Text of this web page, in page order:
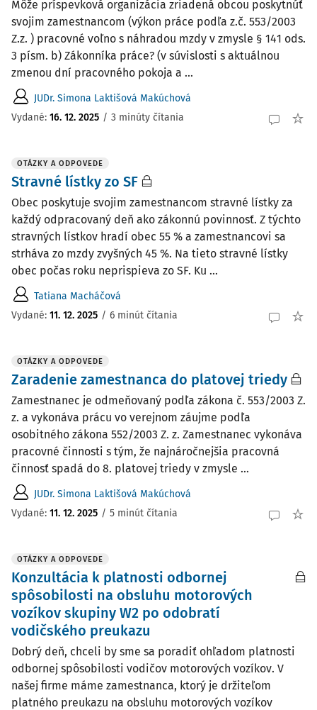
Môže príspevková organizácia zriadená obcou poskytnúť
svojim zamestnancom (výkon práce podľa z.č. 553/2003
Z.z. ) pracovné voľno s náhradou mzdy v zmysle § 141 ods.
3 písm. b) Zákonníka práce? (v súvislosti s aktuálnou
zmenou dní pracovného pokoja a ...
JUDr. Simona Laktišová Makúchová
Vydané: 16. 12. 2025 / 3 minúty čítania
OTÁZKY A ODPOVEDE
Stravné lístky zo SF
Obec poskytuje svojim zamestnancom stravné lístky za
každý odpracovaný deň ako zákonnú povinnosť. Z týchto
stravných lístkov hradí obec 55 % a zamestnancovi sa
strháva zo mzdy zvyšných 45 %. Na tieto stravné lístky
obec počas roku neprispieva zo SF. Ku ...
Tatiana Macháčová
Vydané: 11. 12. 2025 / 6 minút čítania
OTÁZKY A ODPOVEDE
Zaradenie zamestnanca do platovej triedy
Zamestnanec je odmeňovaný podľa zákona č. 553/2003 Z.
z. a vykonáva prácu vo verejnom záujme podľa
osobitného zákona 552/2003 Z. z. Zamestnanec vykonáva
pracovné činnosti s tým, že najnáročnejšia pracovná
činnosť spadá do 8. platovej triedy v zmysle ...
JUDr. Simona Laktišová Makúchová
Vydané: 11. 12. 2025 / 5 minút čítania
OTÁZKY A ODPOVEDE
Konzultácia k platnosti odbornej
spôsobilosti na obsluhu motorových
vozíkov skupiny W2 po odobratí
vodičského preukazu
Dobrý deň, chceli by sme sa poradiť ohľadom platnosti
odbornej spôsobilosti vodičov motorových vozíkov. V
našej firme máme zamestnanca, ktorý je držiteľom
platného preukazu na obsluhu motorových vozíkov